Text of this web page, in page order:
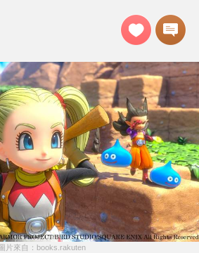
圖片來自：books.rakuten